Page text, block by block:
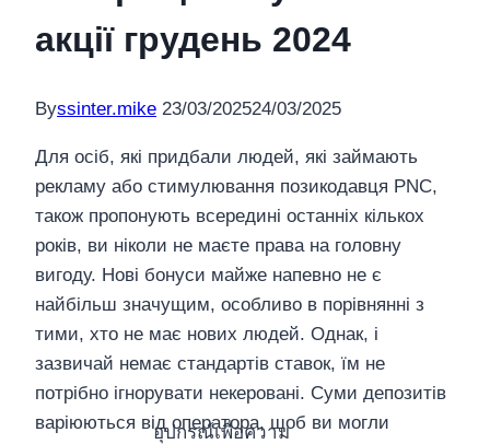
อุปกรณ์เพื่อความ
акції грудень 2024
Byssinter.mike 23/03/202524/03/2025
Для осіб, які придбали людей, які займають
рекламу або стимулювання позикодавця PNC,
також пропонують всередині останніх кількох
років, ви ніколи не маєте права на головну
вигоду. Нові бонуси майже напевно не є
найбільш значущим, особливо в порівнянні з
тими, хто не має нових людей. Однак, і
зазвичай немає стандартів ставок, їм не
потрібно ігнорувати некеровані. Суми депозитів
варіюються від оператора, щоб ви могли